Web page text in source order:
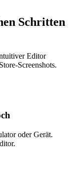
Schritten
Editor
Screenshots.
oder Gerät.